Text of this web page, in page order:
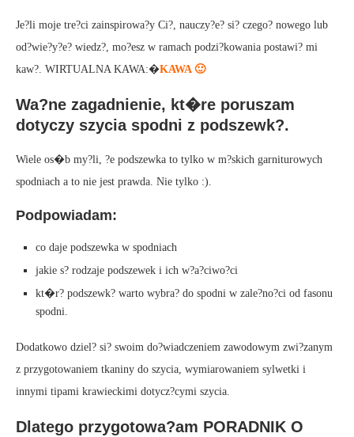
Je?li moje tre?ci zainspirowa?y Ci?, nauczy?e? si? czego? nowego lub
od?wie?y?e? wiedz?, mo?esz w ramach podzi?kowania postawi? mi
kaw?. WIRTUALNA KAWA:�KAWA 🙂
Wa?ne zagadnienie, kt�re poruszam
dotyczy szycia spodni z podszewk?.
Wiele os�b my?li, ?e podszewka to tylko w m?skich garniturowych
spodniach a to nie jest prawda. Nie tylko :).
Podpowiadam:
co daje podszewka w spodniach
jakie s? rodzaje podszewek i ich w?a?ciwo?ci
kt�r? podszewk? warto wybra? do spodni w zale?no?ci od fasonu
spodni.
Dodatkowo dziel? si? swoim do?wiadczeniem zawodowym zwi?zanym
z przygotowaniem tkaniny do szycia, wymiarowaniem sylwetki i
innymi tipami krawieckimi dotycz?cymi szycia.
Dlatego przygotowa?am PORADNIK O